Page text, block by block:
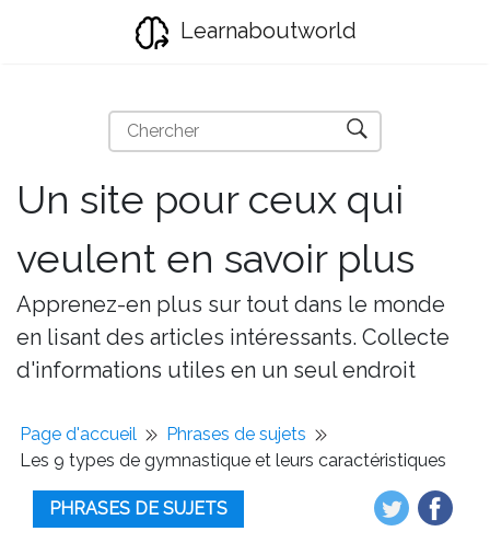
Learnaboutworld
Un site pour ceux qui
veulent en savoir plus
Apprenez-en plus sur tout dans le monde
en lisant des articles intéressants. Collecte
d'informations utiles en un seul endroit
Page d'accueil
Phrases de sujets
Les 9 types de gymnastique et leurs caractéristiques
PHRASES DE SUJETS